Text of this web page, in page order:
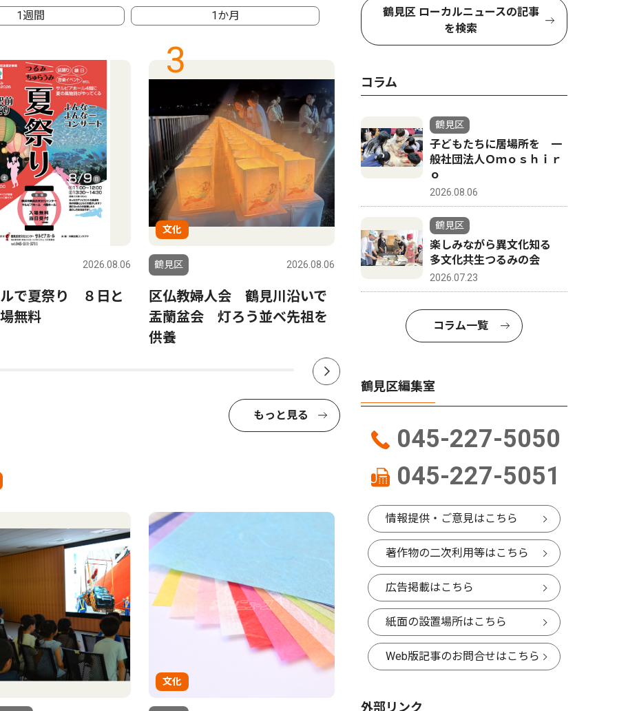
1週間 1か月
2026.08.06
で夏祭り ８日と
無料
3
文化
鶴見区 2026.08.06
区仏教婦人会 鶴見川沿いで
盂蘭盆会 灯ろう並べ先祖を
供養
人物風土記
鶴見区 2026.08.06
鶴見区仏教婦人会の会長を務
める 上原 智恵さん 駒岡在
住 56歳
熱中症
もっと見る
文化
鶴見区 ローカルニュースの記事
を検索
コラム
鶴見区
子どもたちに居場所を 一
般社団法人Ｏｍｏｓｈｉｒ
ｏ
2026.08.06
鶴見区
楽しみながら異文化知る
多文化共生つるみの会
2026.07.23
コラム一覧
鶴見区編集室
045-227-5050
045-227-5051
情報提供・ご意見はこちら
著作物の二次利用等はこちら
広告掲載はこちら
紙面の設置場所はこちら
Web版記事のお問合せはこちら
外部リンク